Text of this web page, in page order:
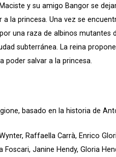
y su amigo Bangor se
la princesa. Una vez se
una raza de albinos mutantes
subterránea. La reina
poder salvar a la princesa.
basado en la historia de
Raffaella Carrà, Enrico
Foscari, Janine Hendy, Gloria